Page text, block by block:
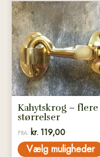
Kahytskrog – flere
størrelser
FRA: kr. 119,00
Vælg muligheder
Dette
vare
har
flere
varianter.
Mulighederne
kan
vælges
på
varesiden